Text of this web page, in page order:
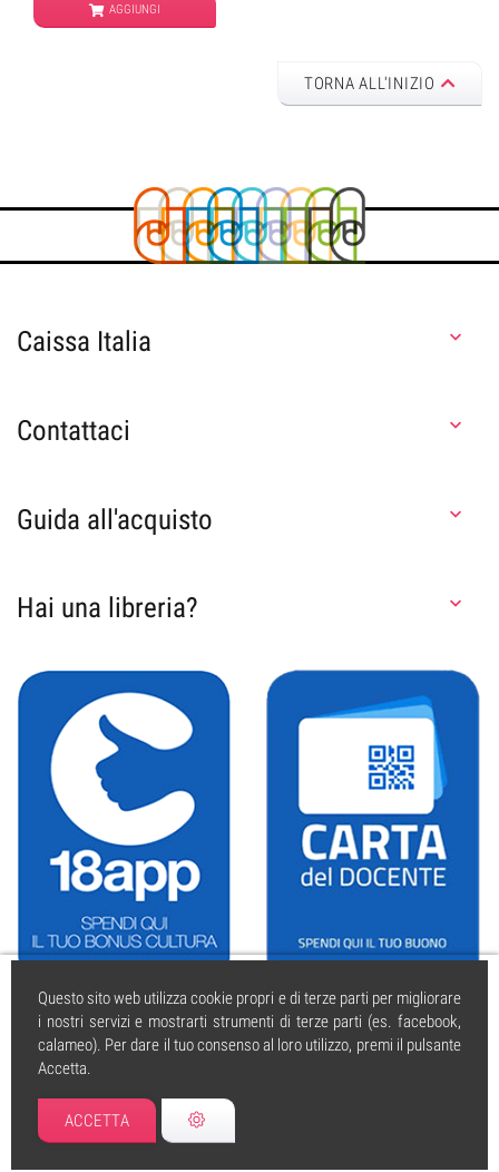
Questo sito web utilizza cookie propri e di terze parti per migliorare
i nostri servizi e mostrarti strumenti di terze parti (es. facebook,
calameo). Per dare il tuo consenso al loro utilizzo, premi il pulsante
Accetta.
ACCETTA
AGGIUNGI
TORNA ALL'INIZIO
Caissa Italia 
Contattaci 
Guida all'acquisto 
Hai una libreria? 
caissa.it| © 2004 tutti i diritti riservati. | PI 01925350595 | Iscritta al
REA di Cesena | Forli n. 295530 5.12.2002